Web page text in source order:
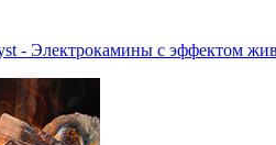
- Электрокамины с эффектом